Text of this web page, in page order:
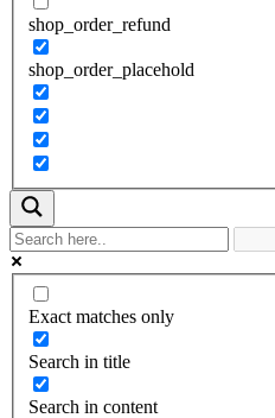
shop_order_refund
shop_order_placehold
Exact matches only
Search in title
Search in content